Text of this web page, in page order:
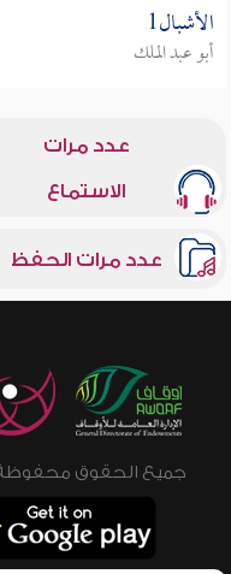
الأشبال1
أبو عبد الملك
عدد مرات
الاستماع
عدد مرات الحفظ
جميع الحقوق محفوظة © 2026 - 1998 لشبكة